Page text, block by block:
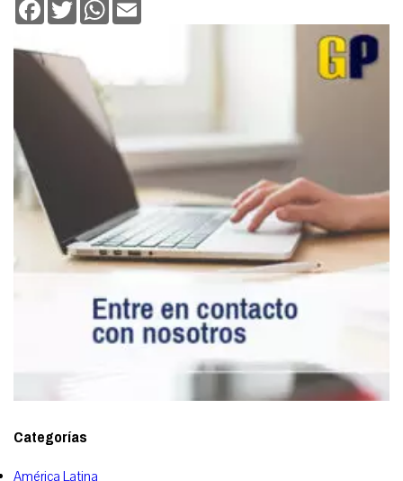
Categorías
América Latina